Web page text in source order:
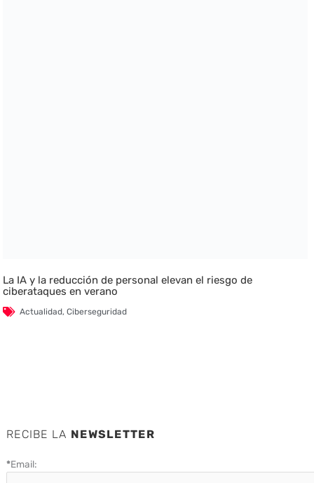
La IA y la reducción de personal elevan el riesgo de
ciberataques en verano
Actualidad,Ciberseguridad
RECIBE LA NEWSLETTER
*Email: